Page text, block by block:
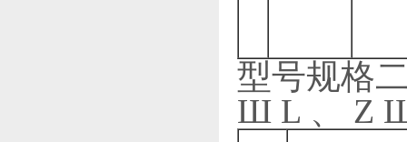
型号规格
Ш L 、 Z